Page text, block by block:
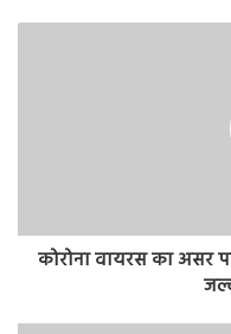
कोरोना वायरस का असर